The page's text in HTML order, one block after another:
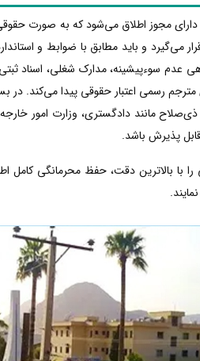
مجوز اطلاق می‌شود که به صورت
می‌گیرد و باید مطابق با ضوابط و
عدم سوءپیشینه، مدارک شغلی، اسناد
رسمی اعتبار حقوقی پیدا می‌کند. در
مانند دادگستری، وزارت امور
پذیرش باشد.
بالاترین دقت، حفظ محرمانگی کامل